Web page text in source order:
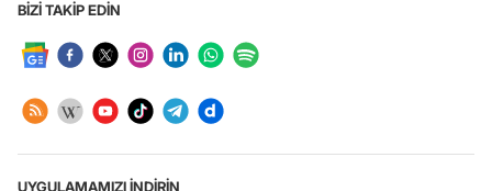
BİZİ TAKİP EDİN
UYGULAMAMIZI İNDİRİN